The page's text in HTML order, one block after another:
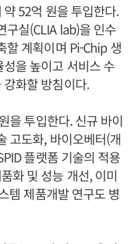
52억 원을 투입한다.
구실(CLIA lab)을 인수
할 계획이며 Pi-Chip 생
을 높이고 서비스 수
화할 방침이다.
을 투입한다. 신규 바이
고도화, 바이오베터(개
플랫폼 기술의 적용
화 및 성능 개선, 이미
템 제품개발 연구도 병